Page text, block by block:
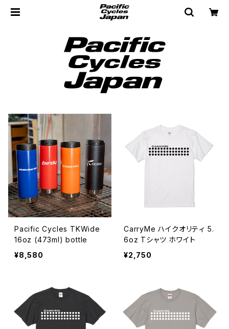
Pacific Cycles TKWide
16oz (473ml) bottle
¥8,580
CarryMe ハイクオリティ 5.
6oz Tシャツ ホワイト
¥2,750